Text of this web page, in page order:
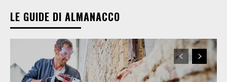
LE GUIDE DI ALMANACCO